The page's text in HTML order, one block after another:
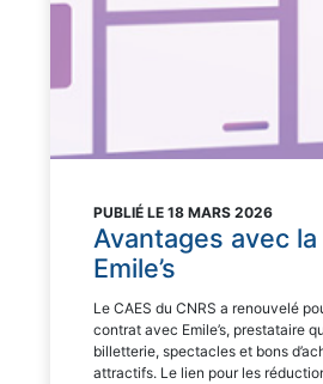
PUBLIÉ LE 18 MARS 2026
Avantages avec
Emile’s
Le CAES du CNRS a renouvelé
contrat avec Emile’s, prestataire
billetterie, spectacles et bons
attractifs. Le lien pour les